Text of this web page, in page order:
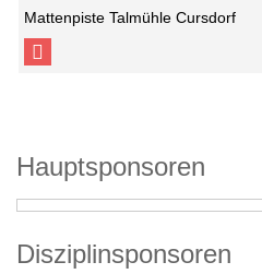
Mattenpiste Talmühle Cursdorf
Hauptsponsoren
Disziplinsponsoren